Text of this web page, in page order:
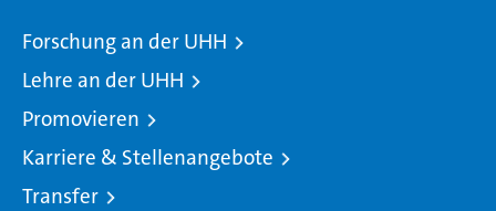
Forschung an der UHH
Lehre an der UHH
Promovieren
Karriere & Stellenangebote
Transfer